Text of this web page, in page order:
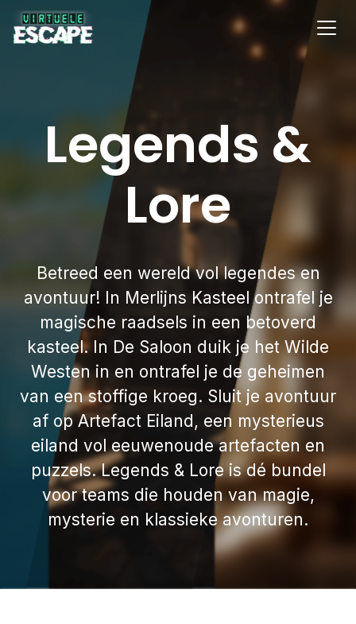
Legends &
Lore
Betreed een wereld vol legendes en
avontuur! In Merlijns Kasteel ontrafel je
magische raadsels in een betoverd
kasteel. In De Saloon duik je het Wilde
Westen in en ontrafel je de geheimen
van een stoffige kroeg. Sluit je avontuur
af op Artefact Eiland, een mysterieus
eiland vol eeuwenoude artefacten en
puzzels. Legends & Lore is dé bundel
voor teams die houden van magie,
mysterie en klassieke avonturen.